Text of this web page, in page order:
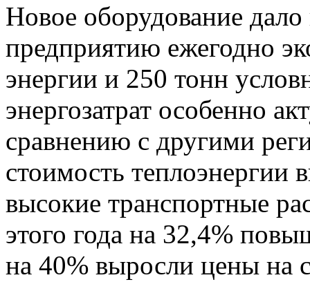
Новое оборудование
предприятию ежегодно
энергии и 250 тонн
энергозатрат особенно
сравнению с другими
стоимость теплоэнергии
высокие транспортные
этого года на 32,4%
на 40% выросли цены на